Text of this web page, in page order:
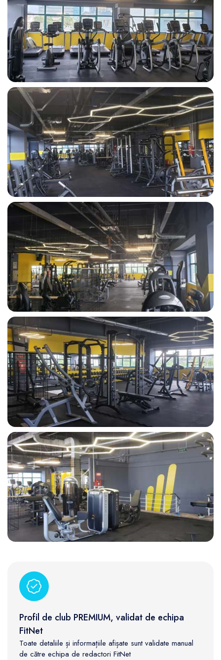
Profil de club PREMIUM, validat de echipa
FitNet
Toate detaliile și informațiile afișate sunt validate manual
de către echipa de redactori FitNet